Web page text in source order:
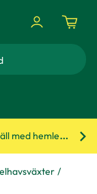
med hemleverans!